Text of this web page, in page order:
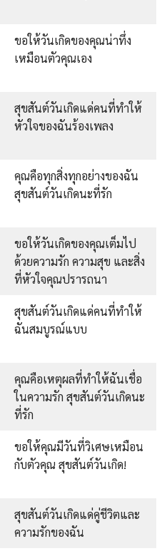
ขอให้วันเกิดของคุณน่าทึ่ง
เหมือนตัวคุณเอง
สุขสันต์วันเกิดแด่คนที่ทำให้
หัวใจของฉันร้องเพลง
คุณคือทุกสิ่งทุกอย่างของฉัน
สุขสันต์วันเกิดนะที่รัก
ขอให้วันเกิดของคุณเต็มไป
ด้วยความรัก ความสุข และสิ่ง
ที่หัวใจคุณปรารถนา
สุขสันต์วันเกิดแด่คนที่ทำให้
ฉันสมบูรณ์แบบ
คุณคือเหตุผลที่ทำให้ฉันเชื่อ
ในความรัก สุขสันต์วันเกิดนะ
ที่รัก
ขอให้คุณมีวันที่วิเศษเหมือน
กับตัวคุณ สุขสันต์วันเกิด!
สุขสันต์วันเกิดแด่คู่ชีวิตและ
ความรักของฉัน